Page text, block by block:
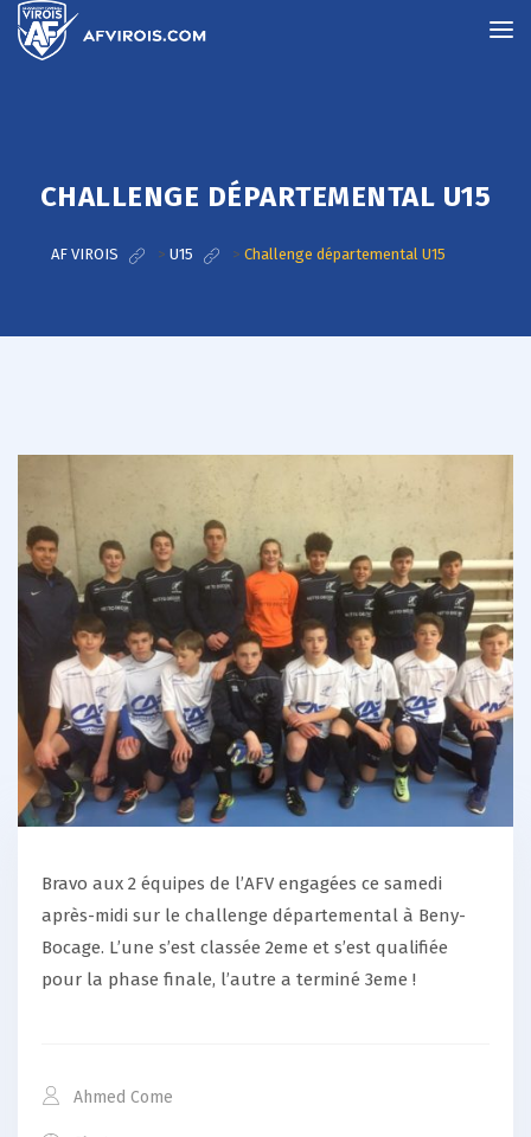
CHALLENGE DÉPARTEMENTAL U15
AF VIROIS > U15 > Challenge départemental U15
Bravo aux 2 équipes de l’AFV engagées ce samedi
après-midi sur le challenge départemental à Beny-
Bocage. L’une s’est classée 2eme et s’est qualifiée
pour la phase finale, l’autre a terminé 3eme !
Ahmed Come